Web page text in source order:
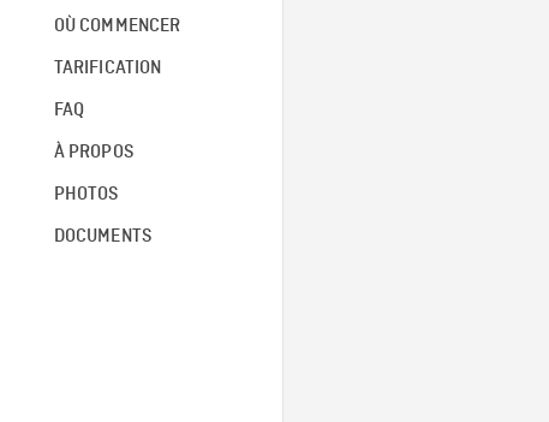
OÙ COMMENCER
TARIFICATION
FAQ
À PROPOS
PHOTOS
DOCUMENTS